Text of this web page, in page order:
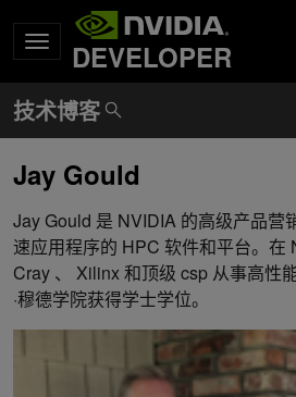
DEVELOPER
Jay Gould
Jay Gould 是 NVIDIA 的高级产品营
速应用程序的 HPC 软件和平台。在
Cray 、 Xilinx 和顶级 csp 从事高性
·穆德学院获得学士学位。